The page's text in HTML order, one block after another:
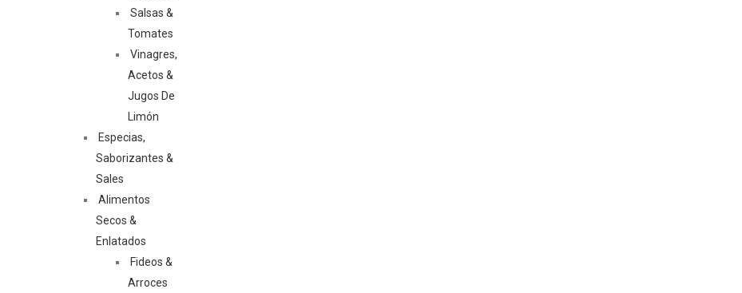
Salsas &
Tomates
Vinagres,
Acetos &
Jugos De
Limón
Especias,
Saborizantes &
Sales
Alimentos
Secos &
Enlatados
Fideos &
Arroces